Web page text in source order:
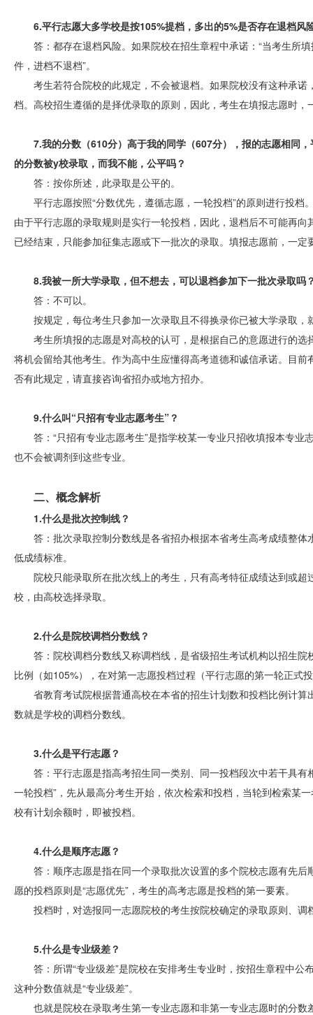
6.平行志愿大多学校是按105%提档，多出的5%是否存在退档
答：都存在退档风险。如果院校在招生章程中承诺：“当考生所
件，进档不退档”。
考生若符合院校的此规定，不会被退档。如果院校没有这种承
档。高校招生遵循的是择优录取的原则，因此，考生在填报志愿时，
7.我的分数（610分）高于我的同学（607分），报的志愿相同
的分数被y校录取，而我不能，公平吗？
答：按你所述，此录取是公平的。
平行志愿按照“分数优先，遵循志愿，一轮投档”的原则进行投
由于平行志愿的录取规则是实行一轮投档，因此，退档后不可能再
已经结束，只能参加征集志愿或下一批次的录取。填报志愿前，一定
8.我被一所大学录取，但不想去，可以退档参加下一批次录取吗
答：不可以。
按规定，每位考生只参加一次录取且不得换录你已被大学录取，
考生所填报的志愿是对高校的认可，是根据自己的意愿进行的
将机会留给其他考生。作为高中生应懂得高考道德和诚信承诺。目
否有此规定，请直接咨询省招办或地方招办。
9.什么叫“只招有专业志愿考生”？
答：“只招有专业志愿考生”是指学校某一专业只招收填报本专
也不会被调剂到这些专业。
二、概念解析
1.什么是批次控制线？
答：批次录取控制分数线是各省招办根据本省考生高考成绩整
低成绩标准。
院校只能录取所在批次线上的考生，只有高考特征成绩达到或
校，由高校选择录取。
2.什么是院校调档分数线？
答：院校调档分数线又称调档线，是省级招生考试机构以招生
比例（如105%），在对第一志愿投档过程（平行志愿的第一轮正式
省教育考试院根据普通高校在本省的招生计划数和投档比例计
数就是学校的调档分数线。
3.什么是平行志愿？
答：平行志愿是指高考招生同一类别、同一投档段次中若干具
一轮投档”，先从最高分考生开始，依次检索和投档，当轮到检索某
校有计划余额时，即被投档。
4.什么是顺序志愿？
答：顺序志愿是指在同一个录取批次设置的多个院校志愿有先
愿的投档原则是“志愿优先”，考生的高考志愿是投档的第一要素。
投档时，对选报同一志愿院校的考生按院校确定的录取原则、
5.什么是专业级差？
答：所谓“专业级差”是院校在安排考生专业时，按招生章程中
这种分数值就是“专业级差”。
也就是院校在录取考生第一专业志愿和非第一专业志愿时的分